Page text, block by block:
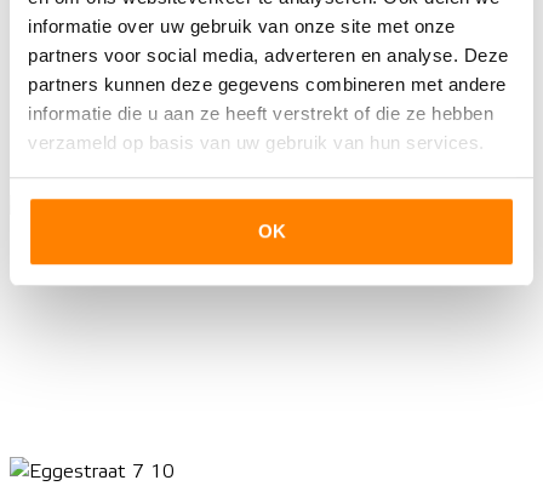
informatie over uw gebruik van onze site met onze
partners voor social media, adverteren en analyse. Deze
partners kunnen deze gegevens combineren met andere
informatie die u aan ze heeft verstrekt of die ze hebben
verzameld op basis van uw gebruik van hun services.
OK